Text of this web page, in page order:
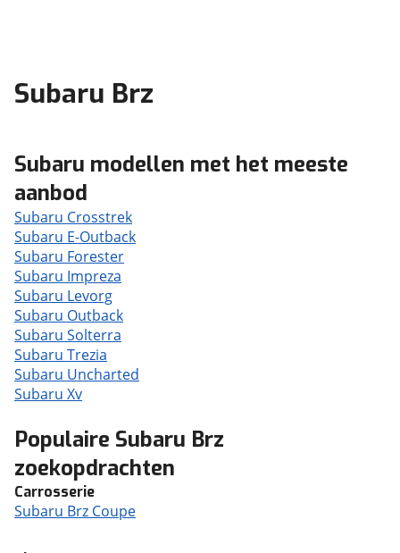
Subaru Brz
Subaru modellen met het meeste
aanbod
Subaru Crosstrek
Subaru E-Outback
Subaru Forester
Subaru Impreza
Subaru Levorg
Subaru Outback
Subaru Solterra
Subaru Trezia
Subaru Uncharted
Subaru Xv
Populaire Subaru Brz
zoekopdrachten
Carrosserie
Subaru Brz Coupe